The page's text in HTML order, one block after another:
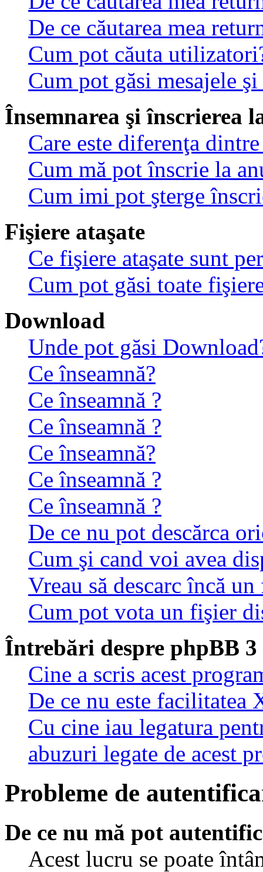
De ce căutarea mea
Cum pot căuta
Cum pot găsi mesajele
Însemnarea şi înscrierea
Care este diferenţa
Cum mă pot înscrie la
Cum imi pot şterge
Fişiere ataşate
Ce fişiere ataşate sunt
Cum pot găsi toate
Download
Unde pot găsi
Ce înseamnă?
Ce înseamnă ?
Ce înseamnă ?
Ce înseamnă?
Ce înseamnă ?
Ce înseamnă ?
De ce nu pot descărca
Cum şi cand voi avea
Vreau să descarc încă
Cum pot vota un fişier
Întrebări despre phpBB 3
Cine a scris acest
De ce nu este facilitatea
Cu cine iau legatura
abuzuri legate de acest
Probleme de
De ce nu mă pot
Acest lucru se poate